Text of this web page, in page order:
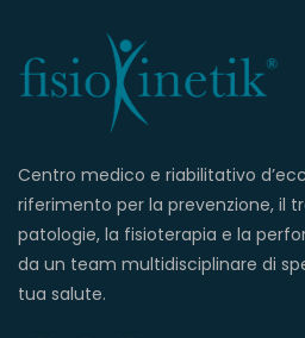
Centro medico e riabilitativo
riferimento per la prevenzione, il
patologie, la fisioterapia e la
da un team multidisciplinare di
tua salute.